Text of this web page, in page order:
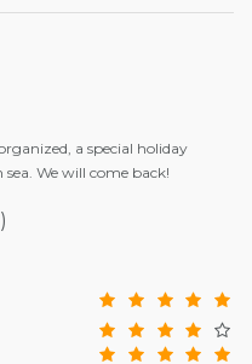
a special holiday
We will come back!